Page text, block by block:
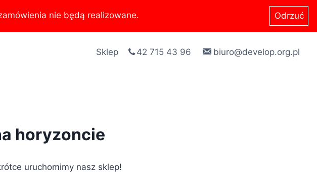
nie będą realizowane. Odrzuć
Sklep 42 715 43 96 biuro@develop.org.pl
horyzoncie
uruchomimy nasz sklep!